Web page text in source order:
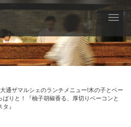
T
g
g
l
e
a
v
通ザマルシェのランチメニュー!木の子とベー
りと！『柚子胡椒香る、厚切りベーコンと
』